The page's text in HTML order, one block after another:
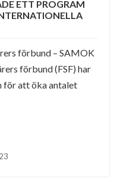
ETT PROGRAM
förbund – SAMOK
förbund (FSF) har
för att öka antalet